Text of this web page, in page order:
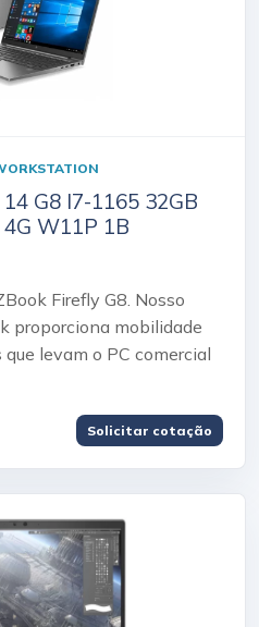
14 G8 I7-1165 32GB
W11P 1B
Firefly G8. Nosso
proporciona mobilidade
levam o PC comercial
Solicitar cotação